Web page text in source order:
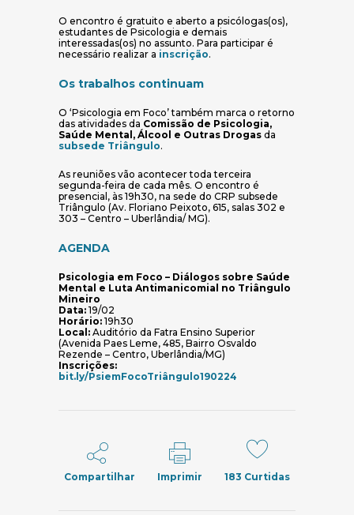
O encontro é gratuito e aberto a psicólogas(os),
estudantes de Psicologia e demais
interessadas(os) no assunto. Para participar é
necessário realizar a inscrição(abre em nova janela)
.
Os trabalhos continuam
O ‘Psicologia em Foco’ também marca o retorno
das atividades da Comissão de Psicologia,
Saúde Mental, Álcool e Outras Drogas da
subsede Triângulo(abre em nova janela)
.
As reuniões vão acontecer toda terceira
segunda-feira de cada mês. O encontro é
presencial, às 19h30, na sede do CRP subsede
Triângulo (Av. Floriano Peixoto, 615, salas 302 e
303 – Centro – Uberlândia/ MG).
AGENDA
Psicologia em Foco – Diálogos sobre Saúde
Mental e Luta Antimanicomial no Triângulo
Mineiro
Data: 19/02
Horário: 19h30
Local: Auditório da Fatra Ensino Superior
(Avenida Paes Leme, 485, Bairro Osvaldo
Rezende – Centro, Uberlândia/MG)
Inscrições:
bit.ly/PsiemFocoTriângulo190224
Compartilhar Imprimir 183 Curtidas